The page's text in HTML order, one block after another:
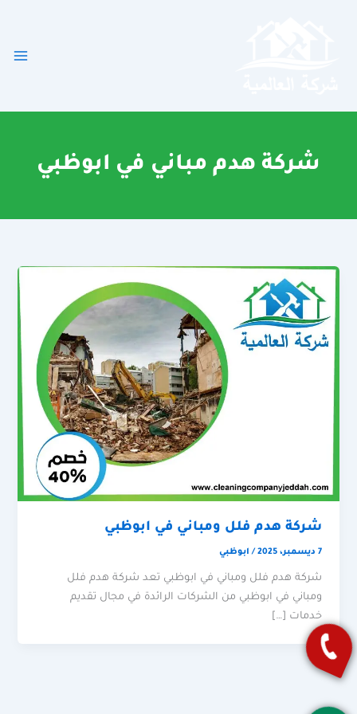
شركة هدم مباني في ابوظبي
شركة هدم فلل ومباني في ابوظبي
7 ديسمبر، 2025 / ابوظبي
شركة هدم فلل ومباني في ابوظبي تعد شركة هدم فلل
ومباني في ابوظبي من الشركات الرائدة في مجال تقديم
خدمات […]